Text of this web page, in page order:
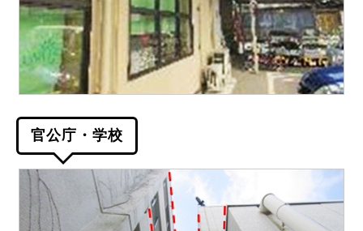
官公庁・学校